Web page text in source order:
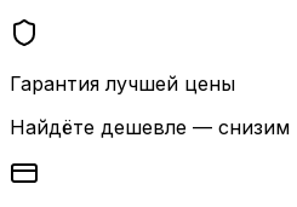
Гарантия лучшей цены
Найдёте дешевле — снизим